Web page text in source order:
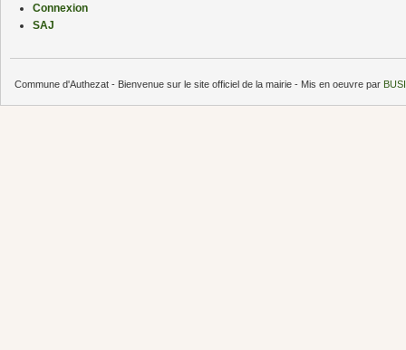
Connexion
SAJ
Commune d'Authezat - Bienvenue sur le site officiel de la mairie - Mis en oeuvre par